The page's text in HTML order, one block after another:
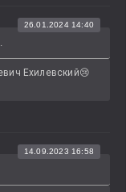
26.01.2024 14:40
Ехилевский😢
14.09.2023 16:58